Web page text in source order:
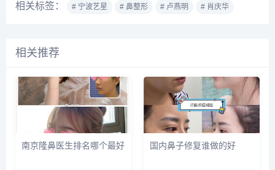
相关标签： # 宁波艺星 # 鼻整形 # 卢燕明 # 肖庆华
相关推荐
南京隆鼻医生排名哪个最好 国内鼻子修复谁做的好